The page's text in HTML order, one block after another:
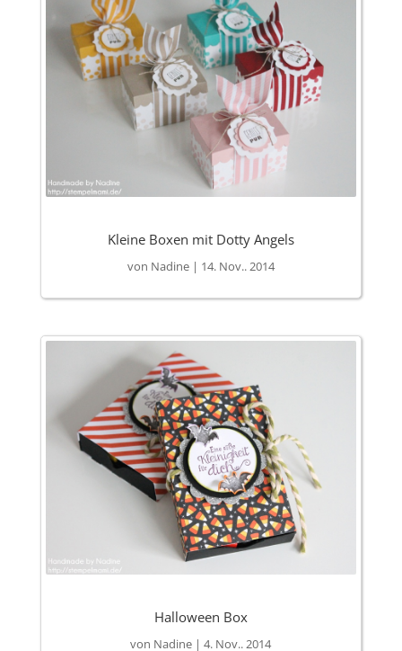
Kleine Boxen mit Dotty Angels
von Nadine| 14. Nov.. 2014
Halloween Box
von Nadine |4. Nov.. 2014